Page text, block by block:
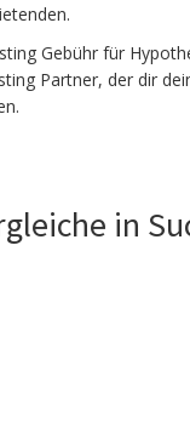
Gebühr für
Partner, der dir
in